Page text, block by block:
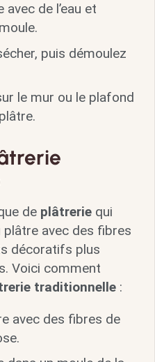
de l’eau et
puis démoulez
le mur ou le plafond
de plâtreriequi
avec des fibres
décoratifs plus
Voici comment
traditionnelle:
avec des fibres de